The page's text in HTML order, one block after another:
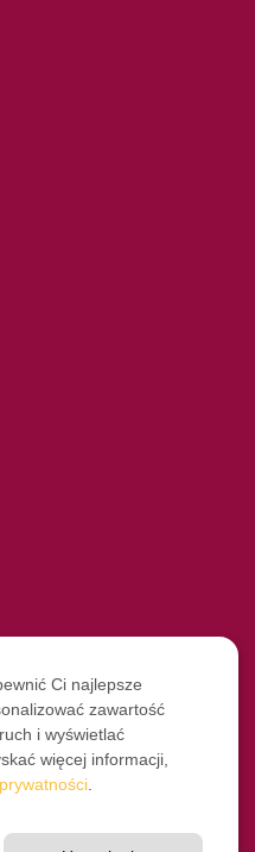
Ci najlepsze
zawartość
i wyświetlać
więcej informacji,